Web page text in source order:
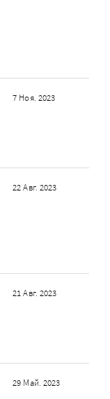
7 Ноя. 2023
22 Авг. 2023
21 Авг. 2023
29 Май. 2023